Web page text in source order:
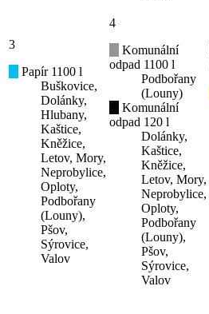
3
Papír 1100 l
Buškovice,
Dolánky,
Hlubany,
Kaštice,
Kněžice,
Letov, Mory,
Neprobylice,
Oploty,
Podbořany
(Louny),
Pšov,
Sýrovice,
Valov
4
Komunální
odpad 1100 l
Podbořany
(Louny)
Komunální
odpad 120 l
Dolánky,
Kaštice,
Kněžice,
Letov, Mory,
Neprobylice,
Oploty,
Podbořany
(Louny),
Pšov,
Sýrovice,
Valov